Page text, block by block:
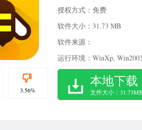
3.56%
授权方式：免费
软件大小： 31.73 MB
软件来源：
运行环境：WinXp,
本地下载
文件大小：